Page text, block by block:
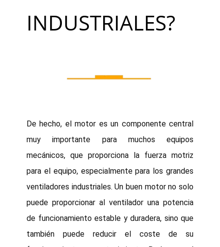
INDUSTRIALES?
De hecho, el motor es un componente central
muy importante para muchos equipos
mecánicos, que proporciona la fuerza motriz
para el equipo, especialmente para los grandes
ventiladores industriales. Un buen motor no solo
puede proporcionar al ventilador una potencia
de funcionamiento estable y duradera, sino que
también puede reducir el coste de su